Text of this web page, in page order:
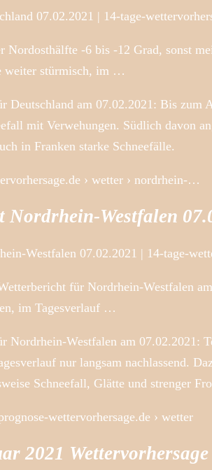
07.02.2021 | 14-tage-
-6 bis -12 Grad, sonst
weiter stürmisch, im …
Deutschland am 07.02.2021: Bis zum
mit Verwehungen. Südlich davon
in Franken starke Schneefälle.
› wetter › nordrhein-…
Nordrhein-Westfalen
Westfalen 07.02.2021 | 14-tage-
für Nordrhein-Westfalen
im Tagesverlauf …
Nordrhein-Westfalen am 07.02.2021:
nur langsam nachlassend.
Schneefall, Glätte und strenger
wettervorhersage.de › wetter
2021